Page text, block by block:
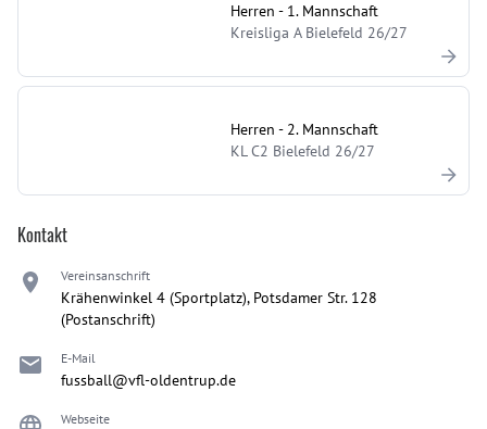
Herren - 1. Mannschaft
Kreisliga A Bielefeld 26/27
Herren - 2. Mannschaft
KL C2 Bielefeld 26/27
Kontakt
Vereinsanschrift
Krähenwinkel 4 (Sportplatz), Potsdamer Str. 128
(Postanschrift)
E-Mail
fussball@vfl-oldentrup.de
Webseite